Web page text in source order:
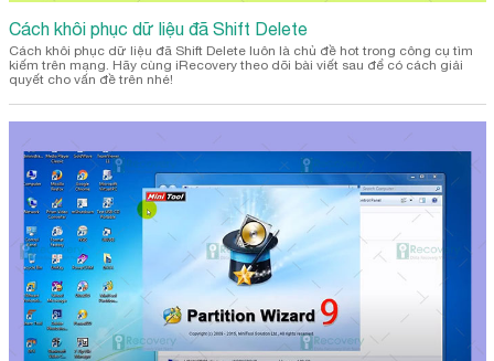
Cách khôi phục dữ liệu đã Shift Delete
Cách khôi phục dữ liệu đã Shift Delete luôn là chủ đề hot trong công cụ tìm
kiếm trên mạng. Hãy cùng iRecovery theo dõi bài viết sau để có cách giải
quyết cho vấn đề trên nhé!